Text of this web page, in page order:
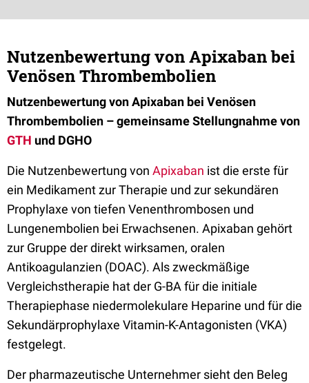
Nutzenbewertung von Apixaban bei
Venösen Thrombembolien
Nutzenbewertung von Apixaban bei Venösen
Thrombembolien – gemeinsame Stellungnahme von
GTH und DGHO
Die Nutzenbewertung von Apixaban ist die erste für
ein Medikament zur Therapie und zur sekundären
Prophylaxe von tiefen Venenthrombosen und
Lungenembolien bei Erwachsenen. Apixaban gehört
zur Gruppe der direkt wirksamen, oralen
Antikoagulanzien (DOAC). Als zweckmäßige
Vergleichstherapie hat der G-BA für die initiale
Therapiephase niedermolekulare Heparine und für die
Sekundärprophylaxe Vitamin-K-Antagonisten (VKA)
festgelegt.
Der pharmazeutische Unternehmer sieht den Beleg